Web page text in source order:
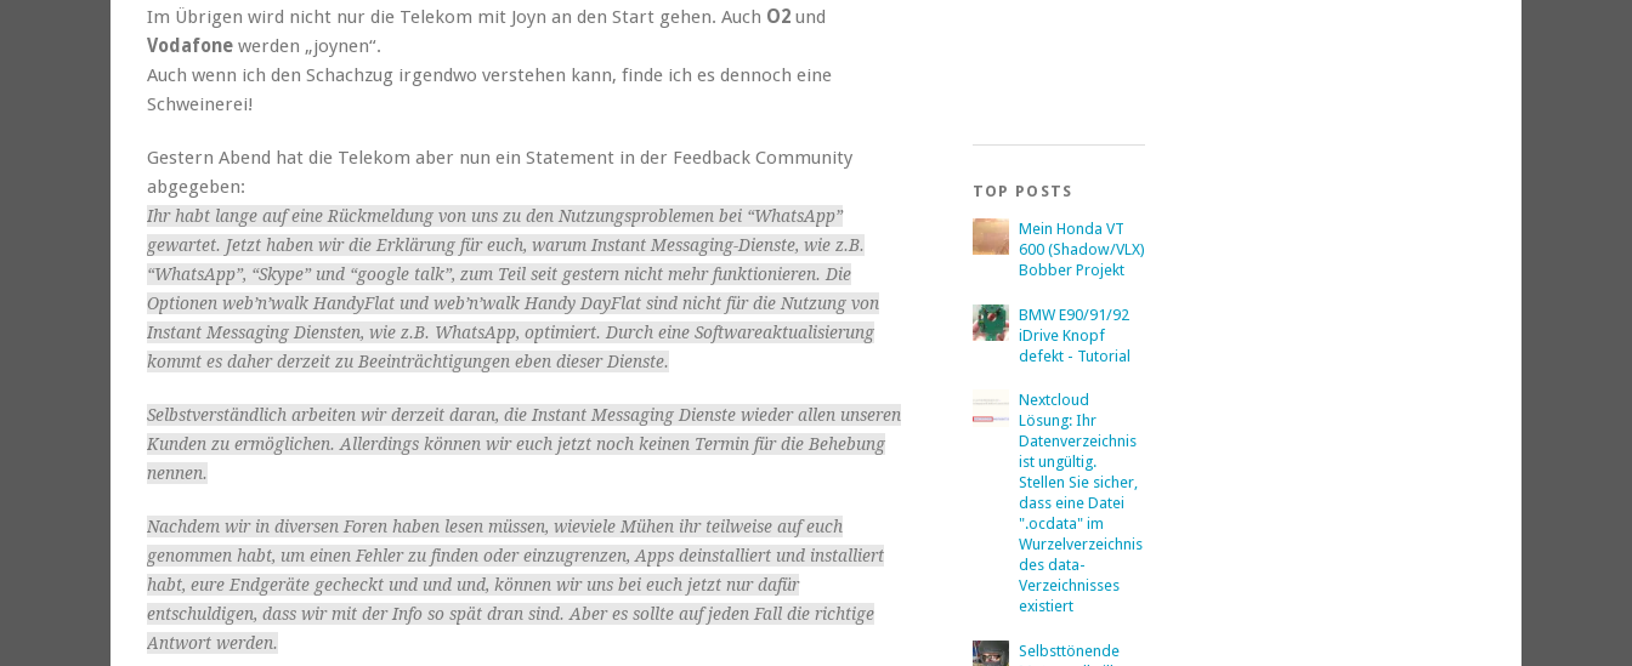
Im Übrigen wird nicht nur die Telekom mit Joyn an den Start gehen. Auch O2 und
Vodafone werden „joynen“.
Auch wenn ich den Schachzug irgendwo verstehen kann, finde ich es dennoch eine
Schweinerei!
Gestern Abend hat die Telekom aber nun ein Statement in der Feedback Community
abgegeben:
Ihr habt lange auf eine Rückmeldung von uns zu den Nutzungsproblemen bei “WhatsApp”
gewartet. Jetzt haben wir die Erklärung für euch, warum Instant Messaging-Dienste, wie z.B.
“WhatsApp”, “Skype” und “google talk”, zum Teil seit gestern nicht mehr funktionieren. Die
Optionen web’n’walk HandyFlat und web’n’walk Handy DayFlat sind nicht für die Nutzung von
Instant Messaging Diensten, wie z.B. WhatsApp, optimiert. Durch eine Softwareaktualisierung
kommt es daher derzeit zu Beeinträchtigungen eben dieser Dienste.
Selbstverständlich arbeiten wir derzeit daran, die Instant Messaging Dienste wieder allen unseren
Kunden zu ermöglichen. Allerdings können wir euch jetzt noch keinen Termin für die Behebung
nennen.
Nachdem wir in diversen Foren haben lesen müssen, wieviele Mühen ihr teilweise auf euch
genommen habt, um einen Fehler zu finden oder einzugrenzen, Apps deinstalliert und installiert
habt, eure Endgeräte gecheckt und und und, können wir uns bei euch jetzt nur dafür
entschuldigen, dass wir mit der Info so spät dran sind. Aber es sollte auf jeden Fall die richtige
Antwort werden.
TOP POSTS
Mein Honda VT
600 (Shadow/VLX)
Bobber Projekt
BMW E90/91/92
iDrive Knopf
defekt - Tutorial
Nextcloud
Lösung: Ihr
Datenverzeichnis
ist ungültig.
Stellen Sie sicher,
dass eine Datei
".ocdata" im
Wurzelverzeichnis
des data-
Verzeichnisses
existiert
Selbsttönende